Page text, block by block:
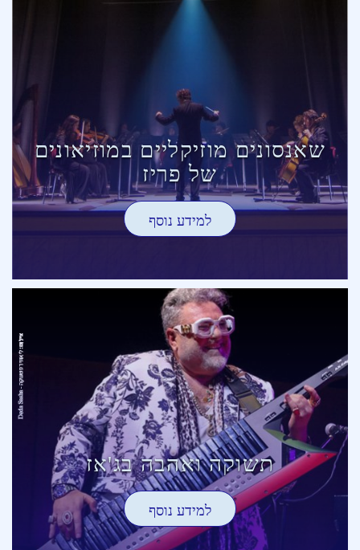
שאנסונים מוזיקליים במוזיאונים
של פריז
למידע נוסף
תשוקה ואהבה בג'אז
למידע נוסף